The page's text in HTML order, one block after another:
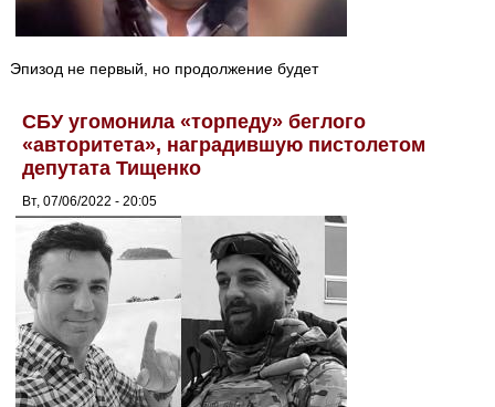
Эпизод не первый, но продолжение будет
СБУ угомонила «торпеду» беглого
«авторитета», наградившую пистолетом
депутата Тищенко
Вт, 07/06/2022 - 20:05